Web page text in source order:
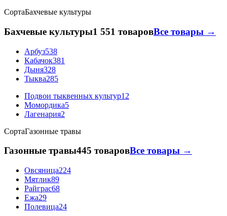
СортаБахчевые культуры
Бахчевые культуры1 551 товаровВсе товары →
Арбуз538
Кабачок381
Дыня328
Тыква285
Подвои тыквенных культур12
Момордика5
Лагенария2
СортаГазонные травы
Газонные травы445 товаровВсе товары →
Овсяница224
Мятлик89
Райграс68
Ежа29
Полевица24